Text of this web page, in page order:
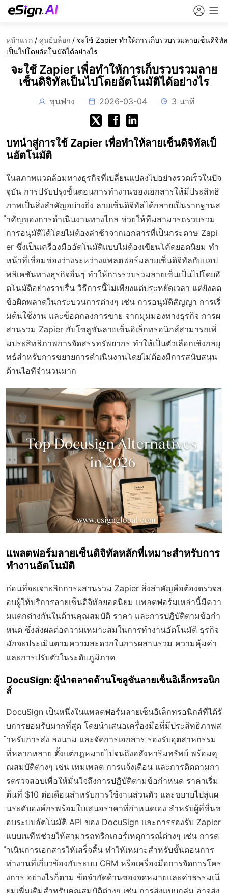
หน้าแรก / ศูนย์บล็อก / จะใช้ Zapier ทำให้การเก็บรวบรวมลายเซ็นดิจิทัล
เป็นไปโดยอัตโนมัติได้อย่างไร
จะใช้ Zapier เพื่อทำให้การเก็บรวบรวมลาย
เซ็นดิจิทัลเป็นไปโดยอัตโนมัติได้อย่างไร
ชุนฟาง 2026-03-04 3 นาที
บทนำสู่การใช้ Zapier เพื่อทำให้ลายเซ็นดิจิทัลเป็
นอัตโนมัติ
ในสภาพแวดล้อมทางธุรกิจที่เปลี่ยนแปลงไปอย่างรวดเร็วในปัจ
จุบัน การปรับปรุงขั้นตอนการทำงานของเอกสารให้มีประสิทธิ
ภาพเป็นสิ่งสำคัญอย่างยิ่ง ลายเซ็นดิจิทัลได้กลายเป็นรากฐานส
ำคัญของการดำเนินงานทางไกล ช่วยให้ทีมสามารถรวบรวม
การอนุมัติได้โดยไม่ต้องล่าช้าจากเอกสารที่เป็นกระดาษ Zapi
er ซึ่งเป็นเครื่องมืออัตโนมัติแบบไม่ต้องเขียนโค้ดยอดนิยม ทำ
หน้าที่เชื่อมช่องว่างระหว่างแพลตฟอร์มลายเซ็นดิจิทัลกับแอป
พลิเคชันทางธุรกิจอื่นๆ ทำให้การรวบรวมลายเซ็นเป็นไปโดยอั
ตโนมัติอย่างราบรื่น วิธีการนี้ไม่เพียงแต่ประหยัดเวลา แต่ยังลด
ข้อผิดพลาดในกระบวนการต่างๆ เช่น การอนุมัติสัญญา การเริ่
มต้นใช้งาน และข้อตกลงการขาย จากมุมมองทางธุรกิจ การผ
สานรวม Zapier กับโซลูชันลายเซ็นอิเล็กทรอนิกส์สามารถเพิ่
มประสิทธิภาพการจัดสรรทรัพยากร ทำให้เป็นตัวเลือกเชิงกลยุ
ทธ์สำหรับการขยายการดำเนินงานโดยไม่ต้องมีการสนับสนุน
ด้านไอทีจำนวนมาก
แพลตฟอร์มลายเซ็นดิจิทัลหลักที่เหมาะสำหรับการ
ทำงานอัตโนมัติ
ก่อนที่จะเจาะลึกการผสานรวม Zapier สิ่งสำคัญคือต้องตรวจส
อบผู้ให้บริการลายเซ็นดิจิทัลยอดนิยม แพลตฟอร์มเหล่านี้มีควา
มแตกต่างกันในด้านคุณสมบัติ ราคา และการปฏิบัติตามข้อกำ
หนด ซึ่งส่งผลต่อความเหมาะสมในการทำงานอัตโนมัติ ธุรกิจ
มักจะประเมินตามความสะดวกในการผสานรวม ความคุ้มค่า
และการปรับตัวในระดับภูมิภาค
DocuSign: ผู้นำตลาดด้านโซลูชันลายเซ็นอิเล็กทรอนิก
ส์
DocuSign เป็นหนึ่งในแพลตฟอร์มลายเซ็นอิเล็กทรอนิกส์ที่ได้รั
บการยอมรับมากที่สุด โดยนำเสนอเครื่องมือที่มีประสิทธิภาพส
ำหรับการส่ง ลงนาม และจัดการเอกสาร รองรับอุตสาหกรรม
ที่หลากหลาย ตั้งแต่กฎหมายไปจนถึงอสังหาริมทรัพย์ พร้อมคุ
ณสมบัติต่างๆ เช่น เทมเพลต การแจ้งเตือน และการติดตามกา
รตรวจสอบเพื่อให้มั่นใจถึงการปฏิบัติตามข้อกำหนด ราคาเริ่ม
ต้นที่ $10 ต่อเดือนสำหรับการใช้งานส่วนตัว และขยายไปสู่แผ
นระดับองค์กรพร้อมใบเสนอราคาที่กำหนดเอง สำหรับผู้ที่ชื่นช
อบระบบอัตโนมัติ API ของ DocuSign และการรองรับ Zapier
แบบเนทีฟช่วยให้สามารถทริกเกอร์เหตุการณ์ต่างๆ เช่น การด
ำเนินการเอกสารให้เสร็จสิ้น ทำให้เหมาะสำหรับขั้นตอนการ
ทำงานที่เกี่ยวข้องกับระบบ CRM หรือเครื่องมือการจัดการโคร
งการ อย่างไรก็ตาม ข้อจำกัดด้านซองจดหมายและค่าธรรมเนี